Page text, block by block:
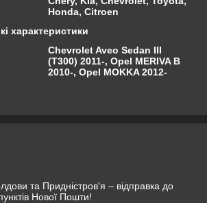
Honda, Citroen
характеристики
Chevrolet Aveo Sedan III
(T300) 2011-, Opel MERIVA B
2010-, Opel MOKKA 2012-
та Придністров'я – відправка до
Нової Пошти!